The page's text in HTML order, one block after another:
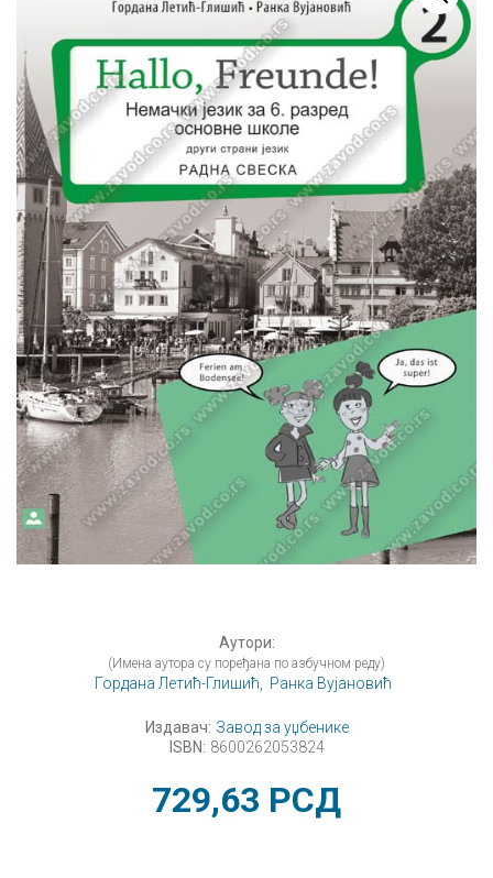
Аутори:
(Имена аутора су поређана по азбучном реду)
Гордана Летић-Глишић, Ранка Вујановић
Издавач: Завод за уџбенике
ISBN: 8600262053824
729,63 РСД